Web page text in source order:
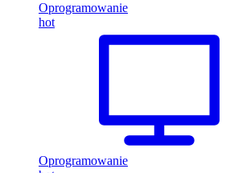
Oprogramowanie
hot
Oprogramowanie